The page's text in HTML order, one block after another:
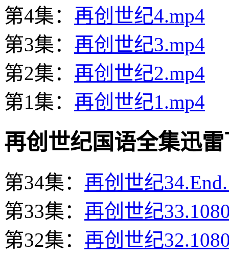
第4集： 再创世纪4.mp4
第3集： 再创世纪3.mp4
第2集： 再创世纪2.mp4
第1集： 再创世纪1.mp4
再创世纪国语全集迅雷
第34集： 再创世纪
第33集： 再创世纪
第32集： 再创世纪